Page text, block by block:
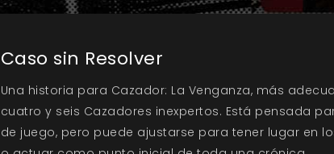
Caso sin Resolver
Una historia para Cazador: La Venganza, más
cuatro y seis Cazadores inexpertos. Está pensada
de juego, pero puede ajustarse para tener lugar en